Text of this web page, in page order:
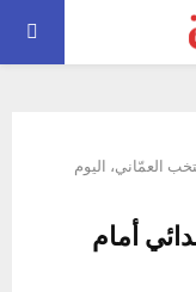
العمّاني، اليوم
أمام